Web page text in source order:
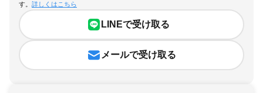
す。 詳しくはこちら
LINEで受け取る
メールで受け取る